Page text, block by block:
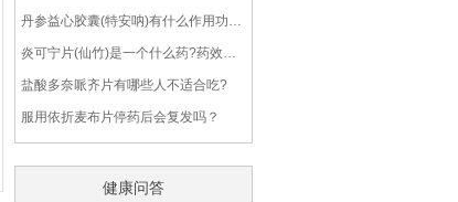
丹参益心胶囊(特安呐)有什么作用功效？
炎可宁片(仙竹)是一个什么药?药效怎么样?
盐酸多奈哌齐片有哪些人不适合吃?
服用依折麦布片停药后会复发吗？
健康问答